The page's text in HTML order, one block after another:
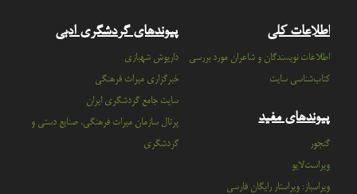
اطلاعات کلی
اطلاعات نویسندگان و شاعران مورد بررسی
کتاب‌شناسی سایت
پیوندهای مفید
گنجور
ویراست‌لایو
ویراسباز: ویراستار رایگان فارسی
پیوندهای گردشگری ادبی
داریوش شهبازی
خبرگزاری میراث فرهنگی
سايت جامع گردشگري ايران
پرتال سازمان ميراث فرهنگي، صنايع دستي و
گردشگري